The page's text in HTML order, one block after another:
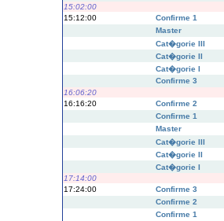
15:02:00
15:12:00
Confirme 1
Master
Cat�gorie III
Cat�gorie II
Cat�gorie I
Confirme 3
16:06:20
16:16:20
Confirme 2
Confirme 1
Master
Cat�gorie III
Cat�gorie II
Cat�gorie I
17:14:00
17:24:00
Confirme 3
Confirme 2
Confirme 1